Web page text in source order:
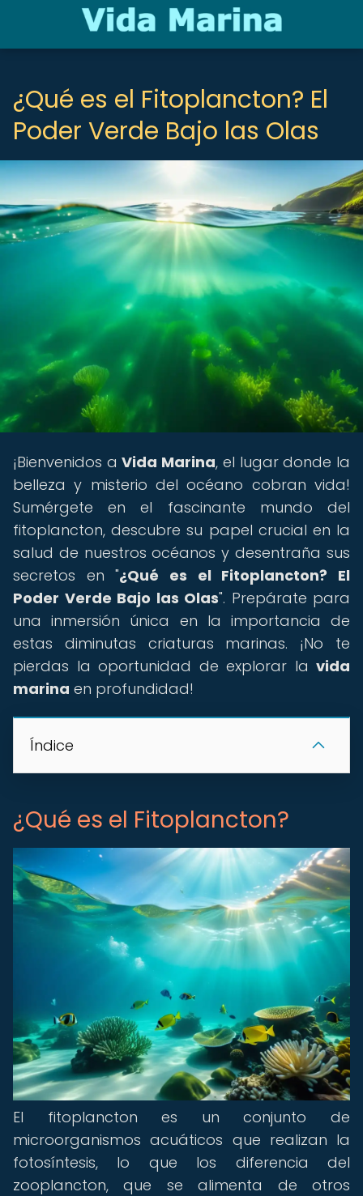
¿Qué es el Fitoplancton? El
Poder Verde Bajo las Olas
¡Bienvenidos aVida Marina, el lugar donde la
belleza y misterio del océano cobran vida!
Sumérgete en el fascinante mundo del
fitoplancton, descubre su papel crucial en la
salud de nuestros océanos y desentraña sus
secretos en "¿Qué es el Fitoplancton? El
Poder Verde Bajo las Olas". Prepárate para
una inmersión única en la importancia de
estas diminutas criaturas marinas. ¡No te
pierdas la oportunidad de explorar la vida
marina en profundidad!
Índice
¿Qué es el Fitoplancton?
El fitoplancton es un conjunto de
microorganismos acuáticos que realizan la
fotosíntesis, lo que los diferencia del
zooplancton, que se alimenta de otros